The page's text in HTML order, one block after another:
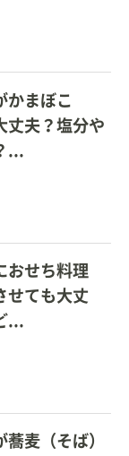
かまぼこ
丈夫？塩分や
...
おせち料理
せても大丈
...
蕎麦（そば）